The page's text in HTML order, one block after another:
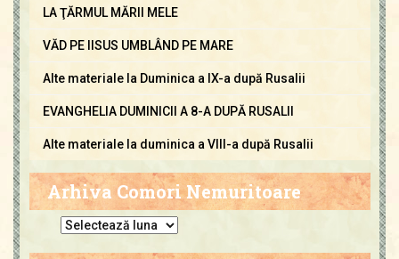
LA ŢĂRMUL MĂRII MELE
VĂD PE IISUS UMBLÂND PE MARE
Alte materiale la Duminica a IX-a după Rusalii
EVANGHELIA DUMINICII A 8-A DUPĂ RUSALII
Alte materiale la duminica a VIII-a după Rusalii
Arhiva Comori Nemuritoare